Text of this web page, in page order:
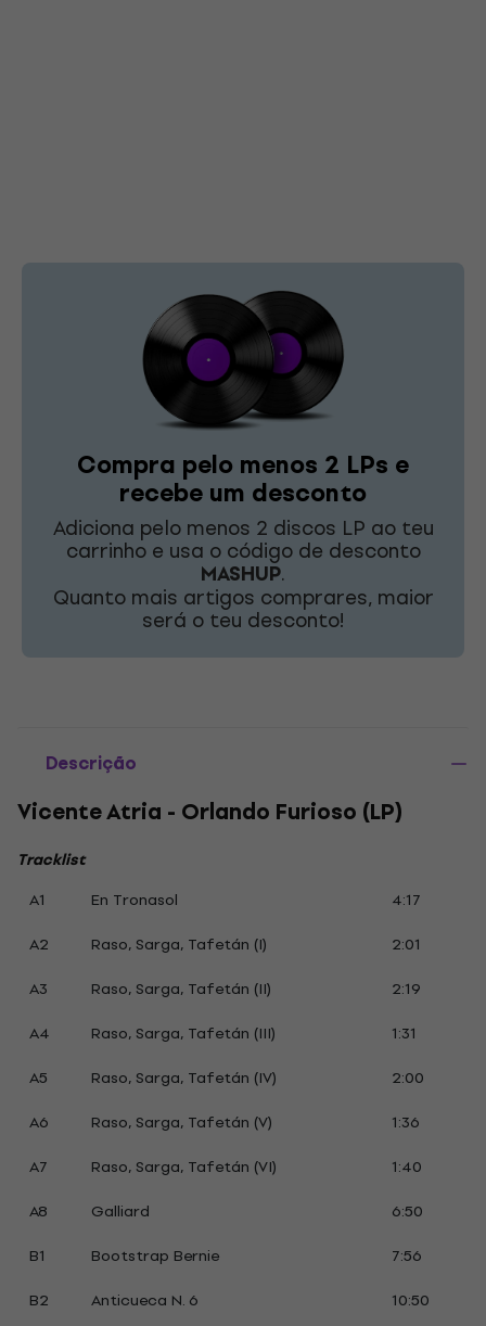
Compra pelo menos 2 LPs e
recebe um desconto
Adiciona pelo menos 2 discos LP ao teu
carrinho e usa o código de desconto
MASHUP.
Quanto mais artigos comprares, maior
será o teu desconto!
Descrição
Vicente Atria - Orlando Furioso (LP)
Tracklist
A1
En Tronasol
4:17
A2
Raso, Sarga, Tafetán (I)
2:01
A3
Raso, Sarga, Tafetán (II)
2:19
A4
Raso, Sarga, Tafetán (III)
1:31
A5
Raso, Sarga, Tafetán (IV)
2:00
A6
Raso, Sarga, Tafetán (V)
1:36
A7
Raso, Sarga, Tafetán (VI)
1:40
A8
Galliard
6:50
B1
Bootstrap Bernie
7:56
B2
Anticueca N. 6 10:50